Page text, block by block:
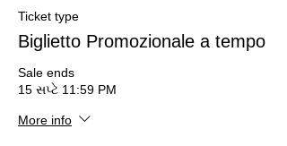
Ticket type
Biglietto Promozionale a tempo
Sale ends
15 સપ્ટે 11:59 PM
More info